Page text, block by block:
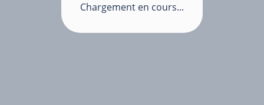
Chargement en cours...